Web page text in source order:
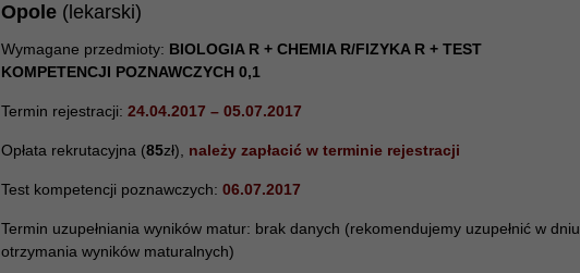
Opole (lekarski)
Wymagane przedmioty: BIOLOGIA R + CHEMIA R/FIZYKA R + TEST
KOMPETENCJI POZNAWCZYCH 0,1
Termin rejestracji: 24.04.2017 – 05.07.2017
Opłata rekrutacyjna (85zł), należy zapłacić w terminie rejestracji
Test kompetencji poznawczych: 06.07.2017
Termin uzupełniania wyników matur: brak danych (rekomendujemy uzupełnić w dniu
otrzymania wyników maturalnych)